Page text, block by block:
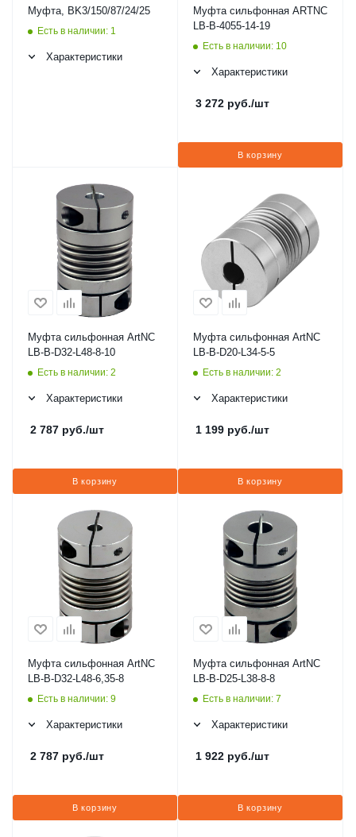
Муфта, BK3/150/87/24/25
Есть в наличии: 1
Характеристики
Муфта сильфонная ARTNC
LB-B-4055-14-19
Есть в наличии: 10
Характеристики
3 272 руб./шт
В корзину
Муфта сильфонная ArtNC
LB-B-D32-L48-8-10
Есть в наличии: 2
Характеристики
2 787 руб./шт
В корзину
Муфта сильфонная ArtNC
LB-B-D20-L34-5-5
Есть в наличии: 2
Характеристики
1 199 руб./шт
В корзину
Муфта сильфонная ArtNC
LB-B-D32-L48-6,35-8
Есть в наличии: 9
Характеристики
2 787 руб./шт
В корзину
Муфта сильфонная ArtNC
LB-B-D25-L38-8-8
Есть в наличии: 7
Характеристики
1 922 руб./шт
В корзину